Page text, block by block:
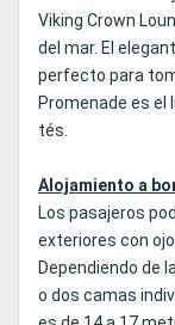
Viking Crown
del mar. El
perfecto para
Promenade es
tés.
Alojamiento a
Los pasajeros
exteriores con
Dependiendo de
o dos camas